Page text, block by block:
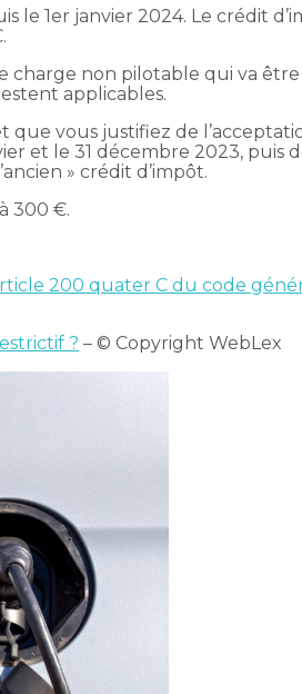
le 1er janvier 2024. Le crédit
charge non pilotable qui va être
applicables.
que vous justifiez de
et le 31 décembre 2023, puis
» crédit d’impôt.
300 €.
200 quater C du code
? – © Copyright WebLex